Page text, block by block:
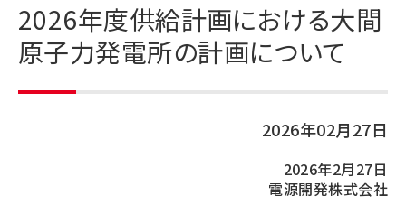
2026年度供給計画における大間
原子力発電所の計画について
2026年02月27日
2026年2月27日
電源開発株式会社